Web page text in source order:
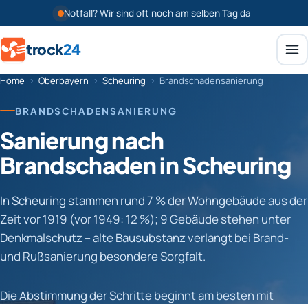
Notfall? Wir sind oft noch am selben Tag da
trock24
Home › Oberbayern › Scheuring › Brandschadensanierung
BRANDSCHADENSANIERUNG
Sanierung nach
Brandschaden in Scheuring
In Scheuring stammen rund 7 % der Wohngebäude aus der
Zeit vor 1919 (vor 1949: 12 %); 9 Gebäude stehen unter
Denkmalschutz – alte Bausubstanz verlangt bei Brand-
und Rußsanierung besondere Sorgfalt.
Die Abstimmung der Schritte beginnt am besten mit